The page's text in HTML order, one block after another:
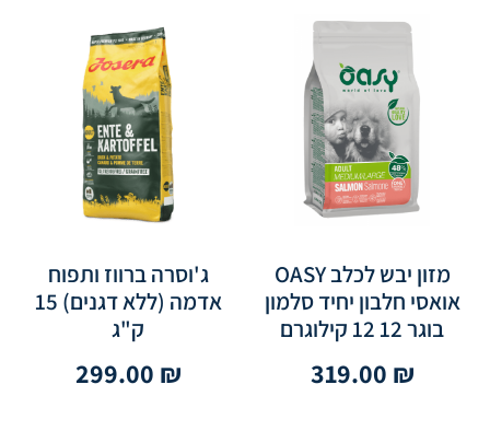
מזון יבש לכלב OASY
אואסי חלבון יחיד סלמון
בוגר 12 12 קילוגרם
319.00 ₪
ג'וסרה ברווז ותפוח
אדמה (ללא דגנים) 15
ק"ג
299.00 ₪